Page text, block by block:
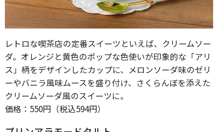
レトロな喫茶店の定番スイーツといえば、クリームソー
ダ。オレンジと黄色のポップな色使いが印象的な「アリ
ス」柄をデザインしたカップに、メロンソーダ味のゼリ
ーやバニラ風味ムースを盛り付け、さくらんぼを添えた
クリームソーダ風のスイーツに。
価格：550円（税込594円）